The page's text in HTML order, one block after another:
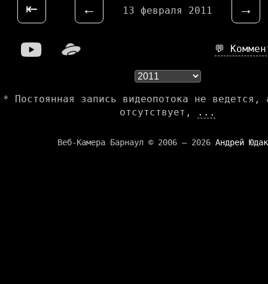
⇤ ← 13 февраля 2011 →
💬
* Постоянная запись видеопотока не ведется,
отсутствует,
...
Веб-Камера Барнаул © 2006 — 2026 Андрей